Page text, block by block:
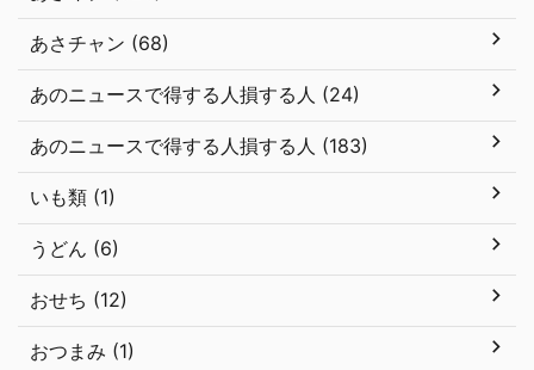
あさチャン (68)
あのニュースで得する人損する人 (24)
あのニュースで得する人損する人 (183)
いも類 (1)
うどん (6)
おせち (12)
おつまみ (1)